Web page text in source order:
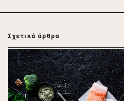
Σχετικά άρθρα